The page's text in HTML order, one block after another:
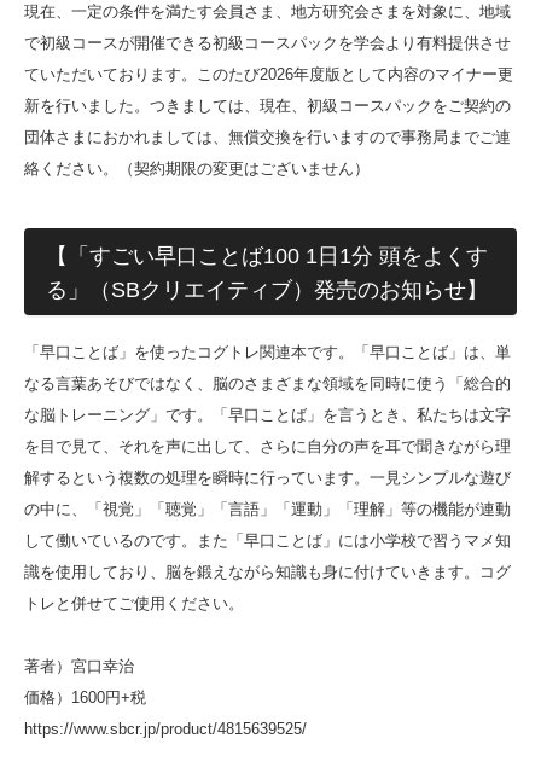
現在、一定の条件を満たす会員さま、地方研究会さまを対象に、地域
で初級コースが開催できる初級コースパックを学会より有料提供させ
ていただいております。このたび2026年度版として内容のマイナー更
新を行いました。つきましては、現在、初級コースパックをご契約の
団体さまにおかれましては、無償交換を行いますので事務局までご連
絡ください。（契約期限の変更はございません）
【「すごい早口ことば100 1日1分 頭をよくす
る」（SBクリエイティブ）発売のお知らせ】
「早口ことば」を使ったコグトレ関連本です。「早口ことば」は、単
なる言葉あそびではなく、脳のさまざまな領域を同時に使う「総合的
な脳トレーニング」です。「早口ことば」を言うとき、私たちは文字
を目で見て、それを声に出して、さらに自分の声を耳で聞きながら理
解するという複数の処理を瞬時に行っています。一見シンプルな遊び
の中に、「視覚」「聴覚」「言語」「運動」「理解」等の機能が連動
して働いているのです。また「早口ことば」には小学校で習うマメ知
識を使用しており、脳を鍛えながら知識も身に付けていきます。コグ
トレと併せてご使用ください。
著者）宮口幸治
価格）1600円+税
https://www.sbcr.jp/product/4815639525/